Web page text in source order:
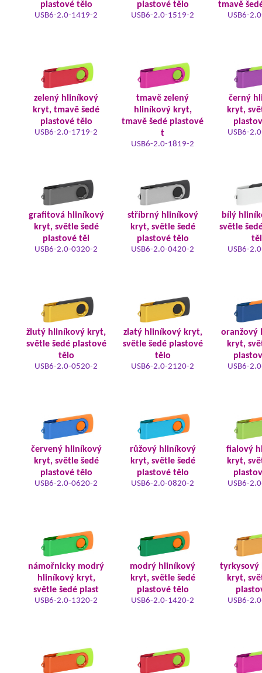
plastové tělo
USB6-2.0-1419-2
plastové tělo
USB6-2.0-1519-2
tmavě
USB6-
zelený hliníkový
kryt, tmavě šedé
plastové tělo
USB6-2.0-1719-2
tmavě zelený
hliníkový kryt,
tmavě šedé plastové
t
USB6-2.0-1819-2
černý
kryt,
USB6-
grafitová hliníkový
kryt, světle šedé
plastové těl
USB6-2.0-0320-2
stříbrný hliníkový
kryt, světle šedé
plastové tělo
USB6-2.0-0420-2
bílý
světle
USB6-
žlutý hliníkový kryt,
světle šedé plastové
tělo
USB6-2.0-0520-2
zlatý hliníkový kryt,
světle šedé plastové
tělo
USB6-2.0-2120-2
oranžový
kryt,
USB6-
červený hliníkový
kryt, světle šedé
plastové tělo
USB6-2.0-0620-2
růžový hliníkový
kryt, světle šedé
plastové tělo
USB6-2.0-0820-2
fialový
kryt,
USB6-
námořnicky modrý
hliníkový kryt,
světle šedé plast
USB6-2.0-1320-2
modrý hliníkový
kryt, světle šedé
plastové tělo
USB6-2.0-1420-2
tyrkysový
kryt,
USB6-